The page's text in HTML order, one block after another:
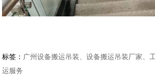
标签： 广州设备搬运吊装、设备搬运吊装厂家、
运服务